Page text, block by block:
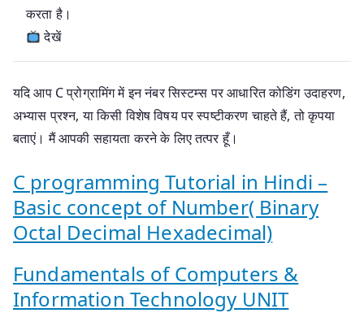
करता है।
देखें
यदि आप C प्रोग्रामिंग में इन नंबर सिस्टम्स पर आधारित कोडिंग उदाहरण,
अभ्यास प्रश्न, या किसी विशेष विषय पर स्पष्टीकरण चाहते हैं, तो कृपया
बताएं। मैं आपकी सहायता करने के लिए तत्पर हूँ।
C programming Tutorial in Hindi –
Basic concept of Number( Binary
Octal Decimal Hexadecimal)
Fundamentals of Computers &
Information Technology UNIT